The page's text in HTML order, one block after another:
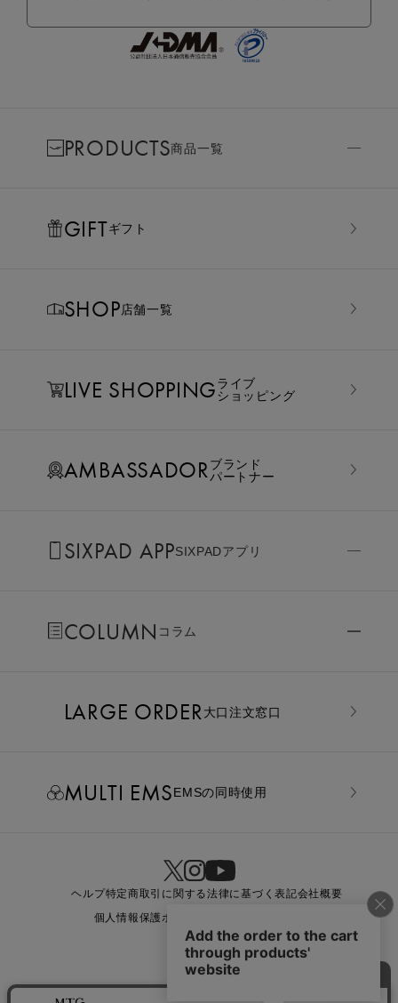
PRODUCTS商品一覧
GIFTギフト
SHOP店舗一覧
LIVE SHOPPINGライブ
ショッピング
AMBASSADORブランド
パートナー
SIXPAD APPSIXPADアプリ
COLUMN コラム
LARGE ORDER⼤⼝注⽂窓⼝
MULTI EMSEMSの同時使用
ヘルプ特定商取引に関する法律に基づく表記会社概要
個人情報保護ポリシー